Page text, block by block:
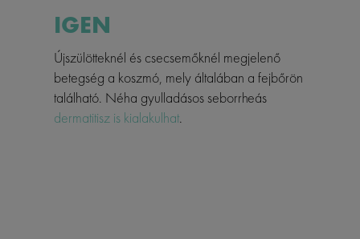
IGEN
Újszülötteknél és csecsemőknél megjelenő
betegség a koszmó, mely általában a fejbőrön
található. Néha gyulladásos seborrheás
dermatitisz is kialakulhat.